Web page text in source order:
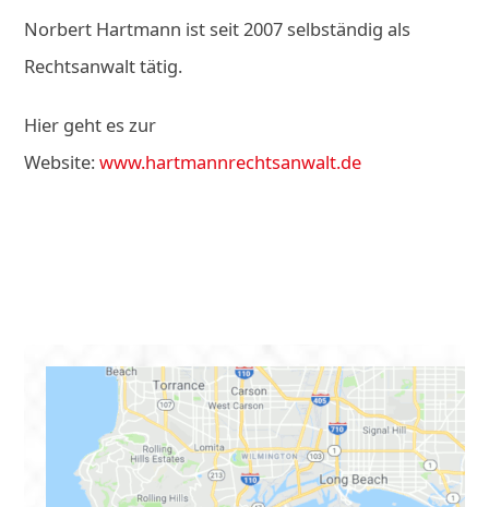
Norbert Hartmann ist seit 2007 selbständig als
Rechtsanwalt tätig.
Hier geht es zur
Website:www.hartmannrechtsanwalt.de